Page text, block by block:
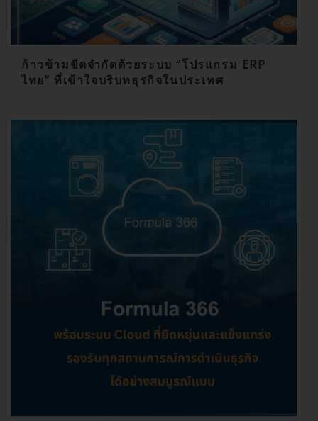
ก้าวข้ามขีดจำกัดด้วยระบบ “โปรแกรม ERP
ไทย” ที่เข้าใจบริบทธุรกิจในประเทศ